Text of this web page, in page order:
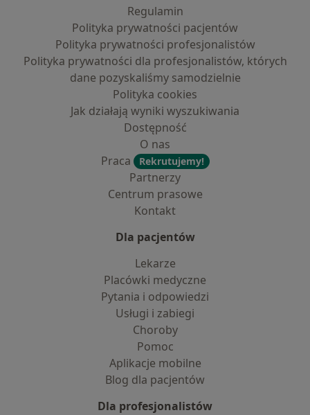
Regulamin
Polityka prywatności pacjentów
Polityka prywatności profesjonalistów
Polityka prywatności dla profesjonalistów, których
dane pozyskaliśmy samodzielnie
Polityka cookies
Jak działają wyniki wyszukiwania
Dostępność
O nas
Praca
Rekrutujemy!
Partnerzy
Centrum prasowe
Kontakt
Dla pacjentów
Lekarze
Placówki medyczne
Pytania i odpowiedzi
Usługi i zabiegi
Choroby
Pomoc
Aplikacje mobilne
Blog dla pacjentów
Dla profesjonalistów